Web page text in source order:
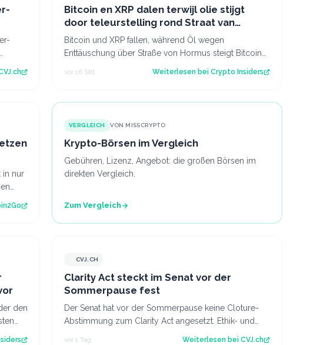
Bitcoin en XRP dalen terwijl olie stijgt
door teleurstelling rond Straat van
Hormuz
Bitcoin und XRP fallen, während Öl wegen
Enttäuschung über Straße von Hormus steigt Bitcoin
vor 16 Std. Weiterlesen bei Crypto Insiders
in nur
VERGLEICH VON MISSCRYPTO
Krypto-Börsen im Vergleich
Gebühren, Lizenz, Angebot: die großen Börsen im
direkten Vergleich.
Zum Vergleich
den
CVJ.CHCVJ.CH
Clarity Act steckt im Senat vor der
Sommerpause fest
Der Senat hat vor der Sommerpause keine Cloture-
Abstimmung zum Clarity Act angesetzt. Ethik- und
vor 1 Tag Weiterlesen bei CVJ.ch